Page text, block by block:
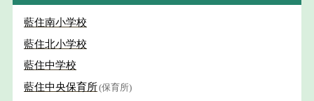
藍住南小学校
藍住北小学校
藍住中学校
藍住中央保育所(保育所)